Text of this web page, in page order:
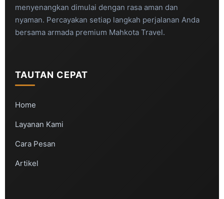
menyenangkan dimulai dengan rasa aman dan
nyaman. Percayakan setiap langkah perjalanan Anda
bersama armada premium Mahkota Travel.
TAUTAN CEPAT
Home
Layanan Kami
Cara Pesan
Artikel